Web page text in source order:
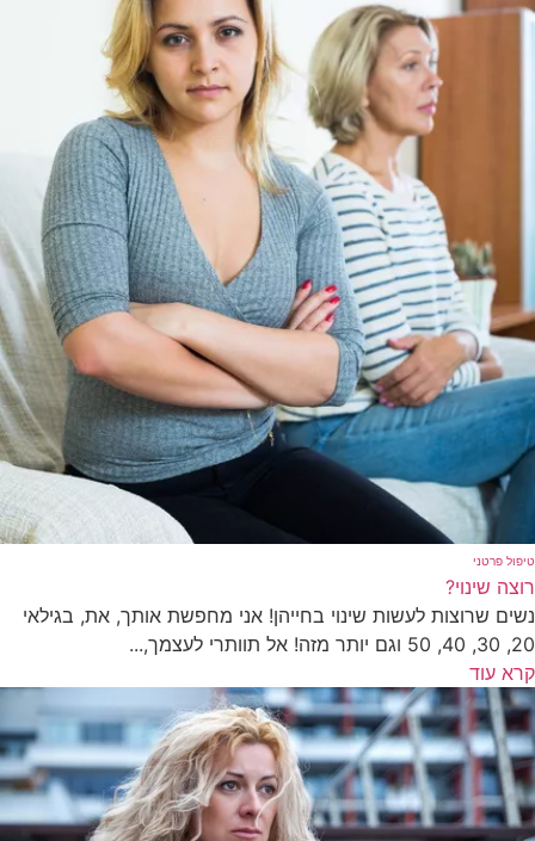
טיפול פרטני
רוצה שינוי?
נשים שרוצות לעשות שינוי בחייהן! אני מחפשת אותך, את, בגילאי
20, 30, 40, 50 וגם יותר מזה! אל תוותרי לעצמך,...
קרא עוד